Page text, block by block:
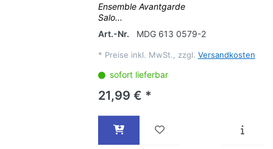
Ensemble Avantgarde
Salo...
Art.-Nr.
MDG 613 0579-2
* Preise inkl. MwSt., zzgl. Versandkosten
sofort lieferbar
21,99 € *